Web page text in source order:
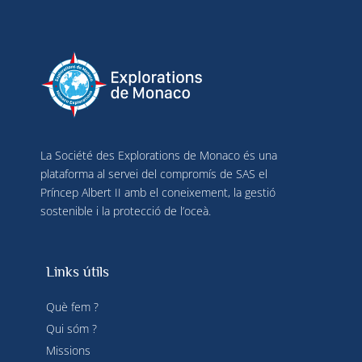
La Société des Explorations de Monaco és una
plataforma al servei del compromís de SAS el
Príncep Albert II amb el coneixement, la gestió
sostenible i la protecció de l’oceà.
Links útils
Què fem ?
Qui sóm ?
Missions